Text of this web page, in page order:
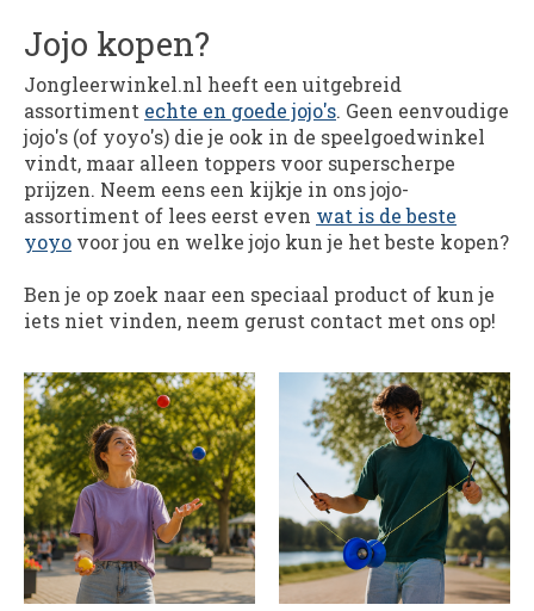
Jojo kopen?
Jongleerwinkel.nl heeft een uitgebreid
assortiment echte en goede jojo's. Geen eenvoudige
jojo's (of yoyo's) die je ook in de speelgoedwinkel
vindt, maar alleen toppers voor superscherpe
prijzen. Neem eens een kijkje in ons jojo-
assortiment of lees eerst even wat is de beste
yoyo voor jou en welke jojo kun je het beste kopen?
Ben je op zoek naar een speciaal product of kun je
iets niet vinden, neem gerust contact met ons op!